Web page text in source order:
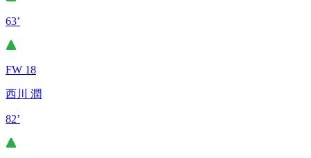
63’
FW 18
西川 潤
82’